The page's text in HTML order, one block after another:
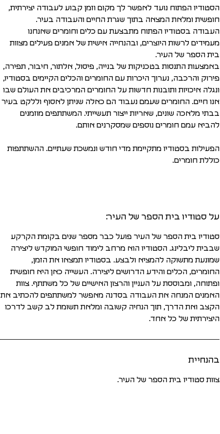
הסטודיו הפתוח נועד לאפשר לך מקום וזמן קבוע לעבודה יצירתית,
חופשית ומלאת המצאה בתוך שגרת החיים והעבודה בעיר.
העבודה בסטודיו הפתוח מתבצעת עם כלים וחומרים שאנחנו
מעמידים לרשות היוצרים, ובהנחייה אישית של אמנים פעילים מצוות
בית הספר של העיר.
באמצעות התנסות בטכניקות של בנייה, פיסול, אלתור, חיבור, תפירה,
פירוק והרכבה, נערוך היכרות עם החומרים והכלים הקיימים בסטודיו,
ונגלה איכויות ותובנות חדשות על החומרים המרכיבים את העולם שבו
אנו חיים. החומרים שעמם נעבוד הם כאלה שניתן לאסוף וללקט בעיר
בבתי מלאכה שונים, שאריות ייצור תעשייתי. המשתתפים מוזמנים
להביא עמם חומרים נוספים שמסקרנים אותם.
הפעילות בסטודיו מתקיימת מדי חודש ונמשכת שעתיים. ההשתתפות
כוללת חומרים.
על סטודיו בית הספר של העיר:
סטודיו בית הספר של העיר פועל כבר מספר שנים בקומת הקרקע
שבבית ליבלינג. הסטודיו הוא מרחב לימוד חופשי המוקדש ליצירה
שמונעת מתשוקה להמציא ולבצע. בסטודיו תמצאו את הזמן,
החומרים, הכלים והידע הדרושים ליצירה. העשייה כאן היא חופשית
ופתוחה, ומבוססת על העניין והרצון האישיים של כל משתתף. צוות
האמנים המנחה את העבודה בסדנה מאפשר למשתתפים להכתיב את
הקצב ואת הדרך, תוך הנחיה קשובה ומלאת תשומת לב קשב לדרכו
היצירתית של כל אחד.
בהנחיית
צוות סטודיו בית הספר של העיר.